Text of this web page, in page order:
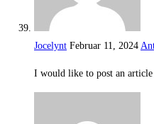
Jocelynt Februar 11, 2024
I would like to post an article